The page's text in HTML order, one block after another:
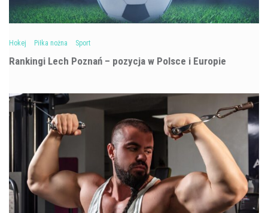
Hokej Piłka nożna Sport
Rankingi Lech Poznań – pozycja w Polsce i Europie